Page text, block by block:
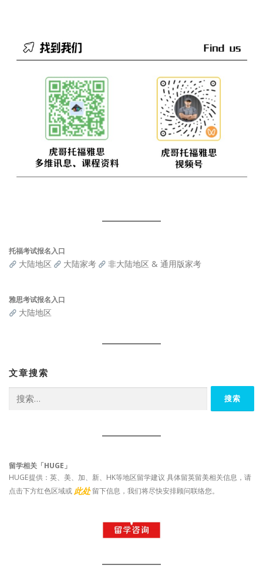
托福考试报名入口
大陆地区 大陆家考 非大陆地区 & 通用版家考
雅思考试报名入口
大陆地区
文章搜索
索：
留学相关「HUGE」
HUGE提供：英、美、加、新、HK等地区留学建议 具体留英留美相关信息，请
点击下方红色区域或 此处 留下信息，我们将尽快安排顾问联络您。